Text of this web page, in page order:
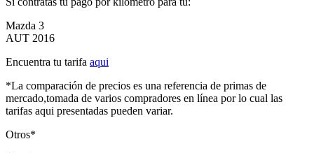
Mazda 3
AUT 2016
Encuentra tu tarifa aqui
*La comparación de precios es una referencia de primas de
mercado,tomada de varios compradores en línea por lo cual las
tarifas aqui presentadas pueden variar.
Otros*